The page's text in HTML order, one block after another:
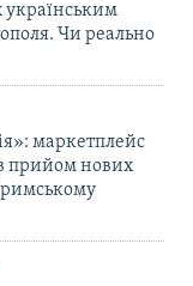
Чи реально
маркетплейс
прийом нових